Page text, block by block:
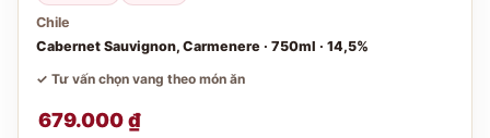
Chile
Cabernet Sauvignon, Carmenere · 750ml · 14,5%
✓ Tư vấn chọn vang theo món ăn
679.000₫